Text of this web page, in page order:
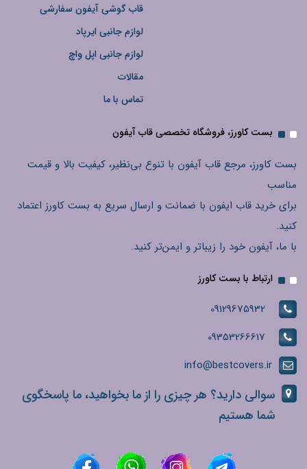
قاب گوشی آیفون سفارشی
لوازم جانبی ایرپاد
لوازم جانبی اپل واچ
مقالات
تماس با ما
بست کاورز، فروشگاه تخصصی قاب آیفون
بست کاورز، مرجع قاب آیفون با تنوع بی‌نظیر، کیفیت بالا و قیمت
مناسب
برای خرید قاب ایفون با ضمانت و ارسال سریع به بست کاورز اعتماد
کنید.
با ما، آیفون خود را زیباتر و ایمن‌تر کنید.
ارتباط با بست کاورز
09129675932
09353266617
info@bestcovers.ir
سوالی دارید؟ هر چیزی را از ما بخواهید، ما پاسخگوی
شما هستیم